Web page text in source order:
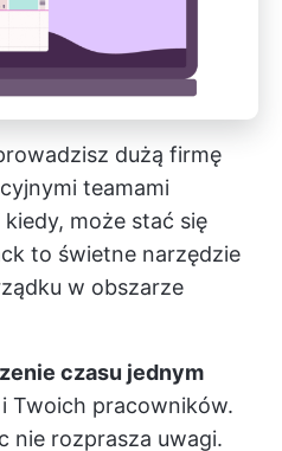
dużą firmę
teamami
może stać się
to świetne narzędzie
w obszarze
czasu jednym
i Twoich pracowników.
nie rozprasza uwagi.